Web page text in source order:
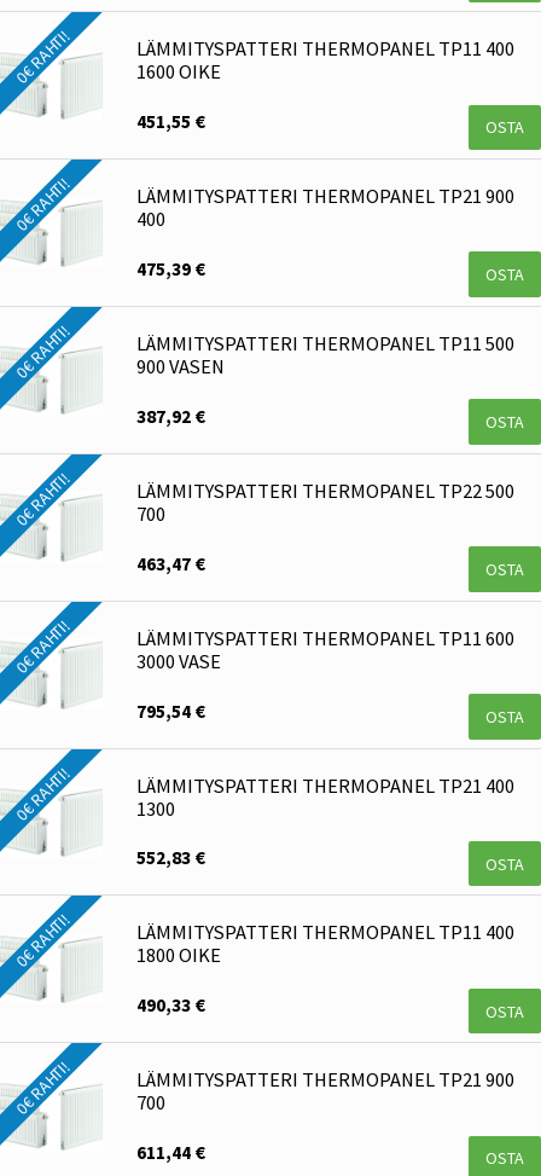
0€ RAHTI!
LÄMMITYSPATTERI THERMOPANEL TP11 400
1600 OIKE
451,55 € OSTA
0€ RAHTI!
LÄMMITYSPATTERI THERMOPANEL TP21 900
400
475,39 € OSTA
0€ RAHTI!
LÄMMITYSPATTERI THERMOPANEL TP11 500
900 VASEN
387,92 € OSTA
0€ RAHTI!
LÄMMITYSPATTERI THERMOPANEL TP22 500
700
463,47 € OSTA
0€ RAHTI!
LÄMMITYSPATTERI THERMOPANEL TP11 600
3000 VASE
795,54 € OSTA
0€ RAHTI!
LÄMMITYSPATTERI THERMOPANEL TP21 400
1300
552,83 € OSTA
0€ RAHTI!
LÄMMITYSPATTERI THERMOPANEL TP11 400
1800 OIKE
490,33 € OSTA
0€ RAHTI!
LÄMMITYSPATTERI THERMOPANEL TP21 900
700
611,44 € OSTA